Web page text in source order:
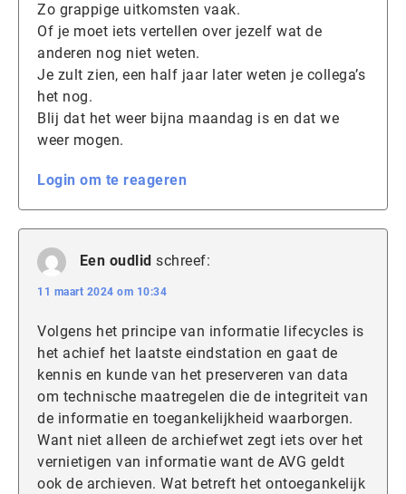
Zo grappige uitkomsten vaak.
Of je moet iets vertellen over jezelf wat de
anderen nog niet weten.
Je zult zien, een half jaar later weten je collega’s
het nog.
Blij dat het weer bijna maandag is en dat we
weer mogen.
Login om te reageren
Een oudlid schreef:
11 maart 2024 om 10:34
Volgens het principe van informatie lifecycles is
het achief het laatste eindstation en gaat de
kennis en kunde van het preserveren van data
om technische maatregelen die de integriteit van
de informatie en toegankelijkheid waarborgen.
Want niet alleen de archiefwet zegt iets over het
vernietigen van informatie want de AVG geldt
ook de archieven. Wat betreft het ontoegankelijk